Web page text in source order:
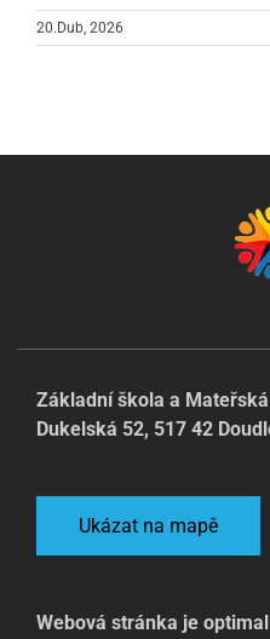
20.Dub, 2026
Základní škola a
Dukelská 52, 517 42
Ukázat na mapě
Webová stránka je